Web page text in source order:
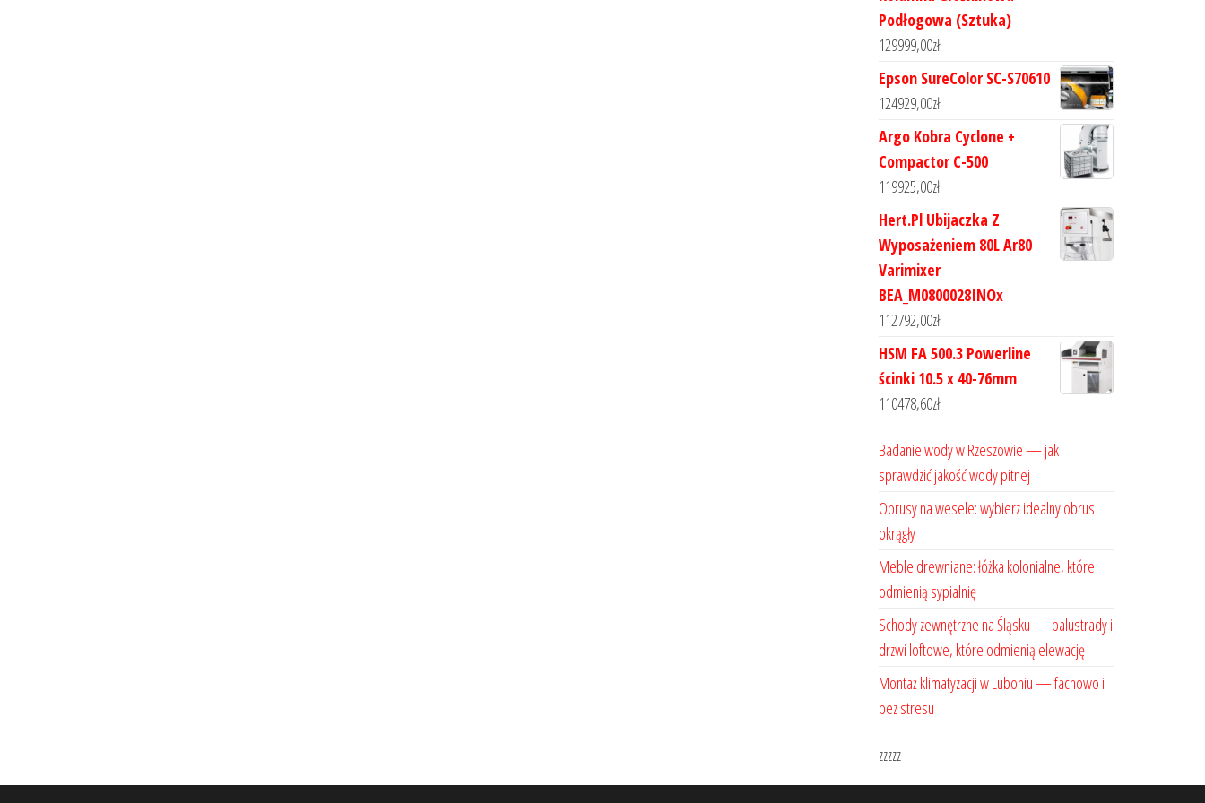
Podłogowa (Sztuka)
129999,00zł
Epson SureColor SC-S70610
124929,00zł
Argo Kobra Cyclone +
Compactor C-500
119925,00zł
Hert.Pl Ubijaczka Z
Wyposażeniem 80L Ar80
Varimixer
BEA_M0800028INOx
112792,00zł
HSM FA 500.3 Powerline
ścinki 10.5 x 40-76mm
110478,60zł
Badanie wody w Rzeszowie — jak
sprawdzić jakość wody pitnej
Obrusy na wesele: wybierz idealny obrus
okrągły
Meble drewniane: łóżka kolonialne, które
odmienią sypialnię
Schody zewnętrzne na Śląsku — balustrady i
drzwi loftowe, które odmienią elewację
Montaż klimatyzacji w Luboniu — fachowo i
bez stresu
zzzzz